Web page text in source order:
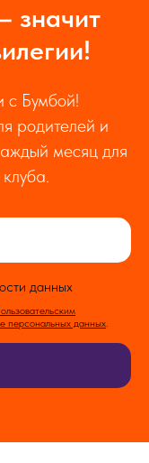
значит
с Бумбой!
родителей и
месяц для
данных
персональных данных.